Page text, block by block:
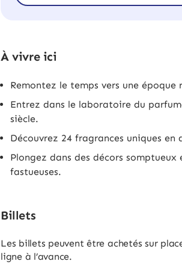
À vivre ici
Remontez le temps vers une époque
Entrez dans le laboratoire du
siècle.
Découvrez 24 fragrances uniques en
Plongez dans des décors somptueux
fastueuses.
Billets
Les billets peuvent être achetés sur
ligne à l’avance.